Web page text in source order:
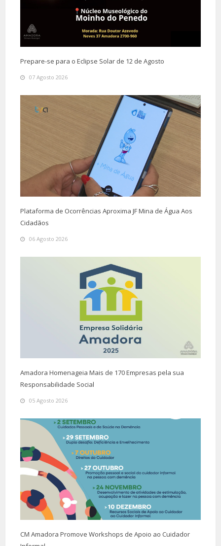
Prepare-se para o Eclipse Solar de 12 de Agosto
07 Agosto 2026
Plataforma de Ocorrências Aproxima JF Mina de Água Aos
Cidadãos
06 Agosto 2026
Amadora Homenageia Mais de 170 Empresas pela sua
Responsabilidade Social
05 Agosto 2026
CM Amadora Promove Workshops de Apoio ao Cuidador